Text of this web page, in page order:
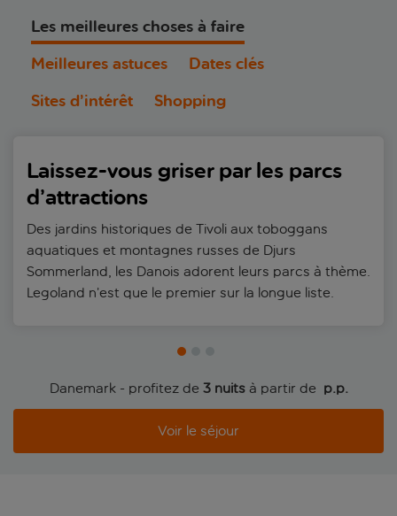
Les meilleures choses à faire
Meilleures astuces
Dates clés
Sites d’intérêt
Shopping
Laissez-vous griser par les parcs
d’attractions
Des jardins historiques de Tivoli aux toboggans
aquatiques et montagnes russes de Djurs
Sommerland, les Danois adorent leurs parcs à thème.
Legoland n’est que le premier sur la longue liste.
Danemark - profitez de 3 nuitsà partir de p.p.
Voir le séjour